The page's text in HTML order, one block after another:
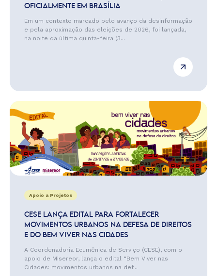
OFICIALMENTE EM BRASÍLIA
Em um contexto marcado pelo avanço da desinformação
e pela aproximação das eleições de 2026, foi lançada,
na noite da última quinta-feira (3...
Apoio a Projetos
CESE LANÇA EDITAL PARA FORTALECER
MOVIMENTOS URBANOS NA DEFESA DE DIREITOS
E DO BEM VIVER NAS CIDADES
A Coordenadoria Ecumênica de Serviço (CESE), com o
apoio de Misereor, lança o edital “Bem Viver nas
Cidades: movimentos urbanos na def...